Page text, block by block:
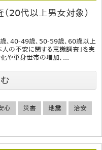
20代以上男女対象）
、40-49歳、50-59歳、60歳以上
の不安に関する意識調査」を実
や単身世帯の増加、...
心 災害 地震 治安